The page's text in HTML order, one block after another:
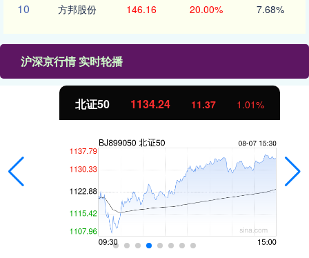
10 方邦股份 146.16 20.00% 7.68%
沪深京行情 实时轮播
北证50 1134.24 11.37 1.01%